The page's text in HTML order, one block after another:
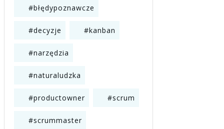
#błędypoznawcze
#decyzje #kanban
#narzędzia
#naturaludzka
#productowner #scrum
#scrummaster